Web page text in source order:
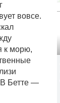
вовсе.
к морю,
В Бетте —